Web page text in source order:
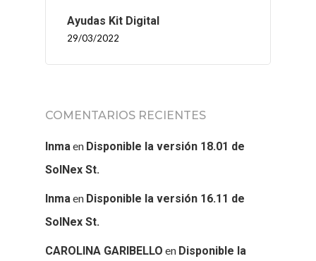
Ayudas Kit Digital
29/03/2022
COMENTARIOS RECIENTES
Inmaen Disponible la versión 18.01 de
SolNex St.
Inmaen Disponible la versión 16.11 de
SolNex St.
CAROLINA GARIBELLO en Disponible la